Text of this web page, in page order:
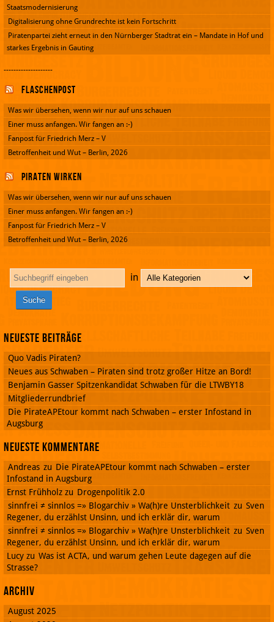
Staatsmodernisierung
Digitalisierung ohne Grundrechte ist kein Fortschritt
Piratenpartei zieht erneut in den Nürnberger Stadtrat ein – Mandate in Hof und
starkes Ergebnis in Gauting
--------------------
Flaschenpost
Was wir übersehen, wenn wir nur auf uns schauen
Einer muss anfangen. Wir fangen an :-)
Fanpost für Friedrich Merz – V
Betroffenheit und Wut – Berlin, 2026
Piraten wirken
Was wir übersehen, wenn wir nur auf uns schauen
Einer muss anfangen. Wir fangen an :-)
Fanpost für Friedrich Merz – V
Betroffenheit und Wut – Berlin, 2026
in
Neueste Beiträge
Quo Vadis Piraten?
Neues aus Schwaben – Piraten sind trotz großer Hitze an Bord!
Benjamin Gasser Spitzenkandidat Schwaben für die LTWBY18
Mitgliederrundbrief
Die PirateAPEtour kommt nach Schwaben – erster Infostand in
Augsburg
Neueste Kommentare
Andreas zu Die PirateAPEtour kommt nach Schwaben – erster
Infostand in Augsburg
Ernst Frühholz zu Drogenpolitik 2.0
sinnfrei ≠ sinnlos =» Blogarchiv » Wa(h)re Unsterblichkeit zu Sven
Regener, du erzählst Unsinn, und ich erklär dir, warum
sinnfrei ≠ sinnlos =» Blogarchiv » Wa(h)re Unsterblichkeit zu Sven
Regener, du erzählst Unsinn, und ich erklär dir, warum
Lucy zu Was ist ACTA, und warum gehen Leute dagegen auf die
Strasse?
Archiv
August 2025